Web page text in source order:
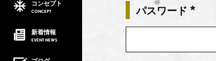
コンセプト
CONCEPT
新着情報
EVENT NEWS
パスワード